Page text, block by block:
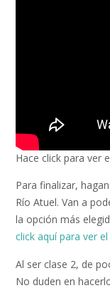
Hace click para ver
Para finalizar,
Río Atuel. Van a
la opción más
click aquí para ver
Al ser clase 2, de
No duden en